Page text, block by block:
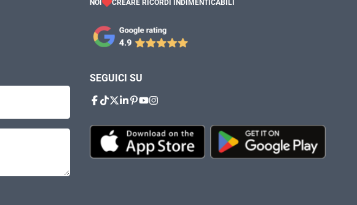
NOI CREARE RICORDI INDIMENTICABILI
SEGUICI SU